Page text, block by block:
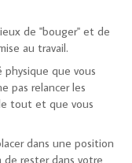
de "bouger" et de
au travail.
physique que vous
pas relancer les
tout et que vous
dans une position
de rester dans votre